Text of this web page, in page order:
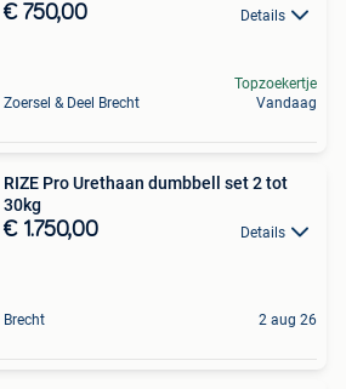
€ 750,00 Details
Zoersel & Deel Brecht
Topzoekertje
Vandaag
RIZE Pro Urethaan dumbbell set 2 tot
30kg
€ 1.750,00 Details
Brecht 2 aug 26